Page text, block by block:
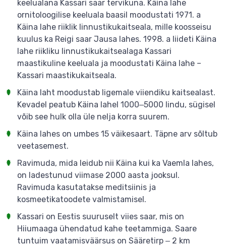
keelualana Kassari saar tervikuna. Käina lahe
ornitoloogilise keeluala baasil moodustati 1971. a
Käina lahe riiklik linnustikukaitseala, mille koosseisu
kuulus ka Reigi saar Jausa lahes. 1998. a liideti Käina
lahe riikliku linnustikukaitsealaga Kassari
maastikuline keeluala ja moodustati Käina lahe –
Kassari maastikukaitseala.
Käina laht moodustab ligemale viiendiku kaitsealast.
Kevadel peatub Käina lahel 1000‒5000 lindu, sügisel
võib see hulk olla üle nelja korra suurem.
Käina lahes on umbes 15 väikesaart. Täpne arv sõltub
veetasemest.
Ravimuda, mida leidub nii Käina kui ka Vaemla lahes,
on ladestunud viimase 2000 aasta jooksul.
Ravimuda kasutatakse meditsiinis ja
kosmeetikatoodete valmistamisel.
Kassari on Eestis suuruselt viies saar, mis on
Hiiumaaga ühendatud kahe teetammiga. Saare
tuntuim vaatamisväärsus on Sääretirp ‒ 2 km